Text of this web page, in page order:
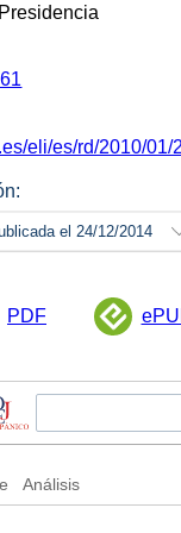
eli/es/rd/2010/01/
el 24/12/2014
PDF
Análisis